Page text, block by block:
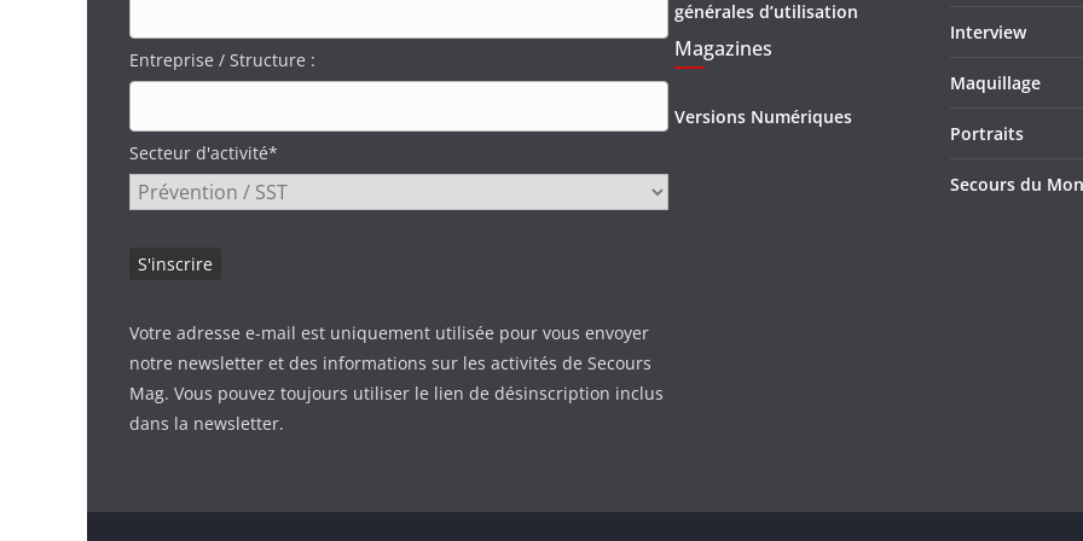
Entreprise / Structure :
Secteur d'activité*
Votre adresse e-mail est uniquement utilisée pour vous envoyer
notre newsletter et des informations sur les activités de Secours
Mag. Vous pouvez toujours utiliser le lien de désinscription inclus
dans la newsletter.
générales d’utilisation
Magazines
Versions Numériques
Interview
Maquillage
Portraits
Secours du